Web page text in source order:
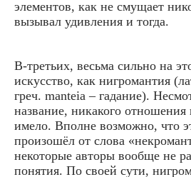
элементов, как не смущает
вызывал удивления и тогда.
В-третьих, весьма сильно на
искусство, как нигромантия
греч. manteia – гадание).
название, никакого
имело. Вполне возможно, что
произошёл от слова
некоторые авторы вообще не
понятия. По своей сути,